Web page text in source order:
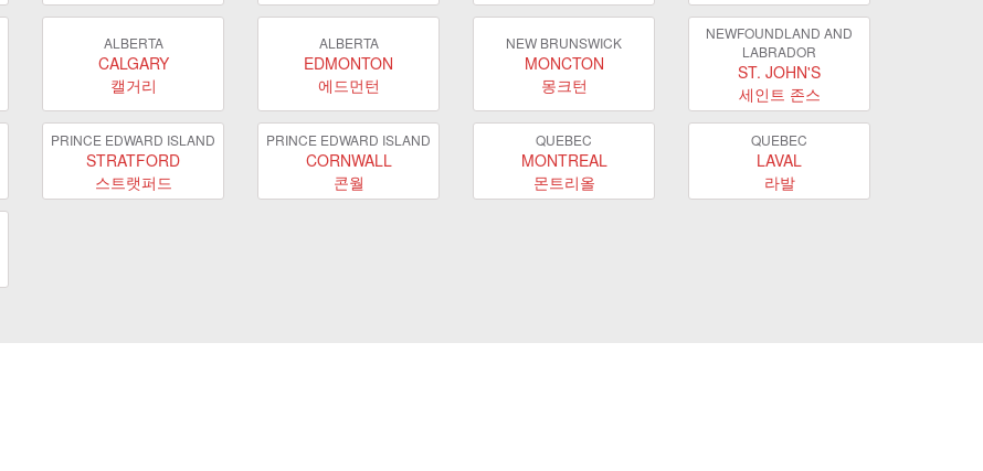
ALBERTA
CALGARY
캘거리
ALBERTA
EDMONTON
에드먼턴
NEW BRUNSWICK
MONCTON
몽크턴
NEWFOUNDLAND AND
LABRADOR
ST. JOHN'S
세인트 존스
PRINCE EDWARD ISLAND
STRATFORD
스트랫퍼드
PRINCE EDWARD ISLAND
CORNWALL
콘월
QUEBEC
MONTREAL
몬트리올
QUEBEC
LAVAL
라발